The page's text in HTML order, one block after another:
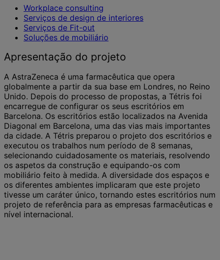
Workplace consulting
Serviços de design de interiores
Serviços de Fit-out
Soluções de mobiliário
Apresentação do projeto
A AstraZeneca é uma farmacêutica que opera
globalmente a partir da sua base em Londres, no Reino
Unido. Depois do processo de propostas, a Tétris foi
encarregue de configurar os seus escritórios em
Barcelona. Os escritórios estão localizados na Avenida
Diagonal em Barcelona, uma das vias mais importantes
da cidade. A Tétris preparou o projeto dos escritórios e
executou os trabalhos num período de 8 semanas,
selecionando cuidadosamente os materiais, resolvendo
os aspetos da construção e equipando-os com
mobiliário feito à medida. A diversidade dos espaços e
os diferentes ambientes implicaram que este projeto
tivesse um caráter único, tornando estes escritórios num
projeto de referência para as empresas farmacêuticas e
nível internacional.